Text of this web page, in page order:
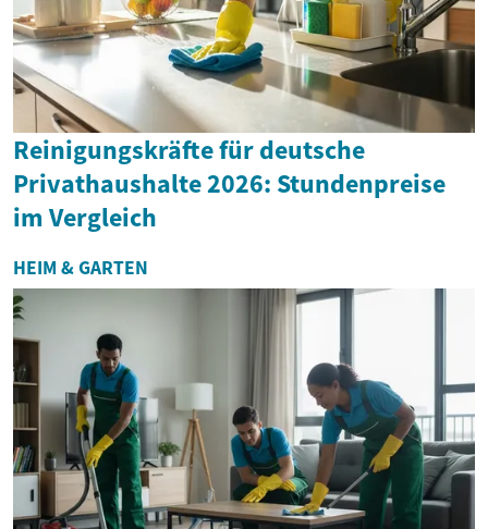
Reinigungskräfte für deutsche
Privathaushalte 2026: Stundenpreise
im Vergleich
HEIM & GARTEN